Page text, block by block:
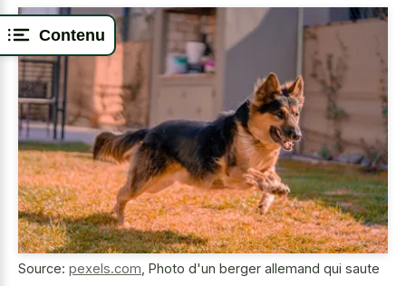
Contenu
Source: pexels.com Photo d'un berger allemand qui saute